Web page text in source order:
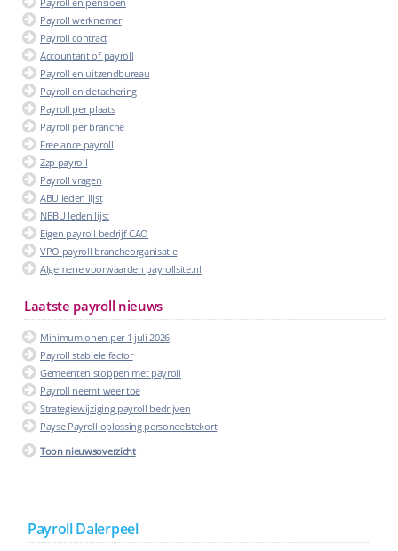
Payroll werknemer
Payroll contract
Accountant of payroll
Payroll en uitzendbureau
Payroll en detachering
Payroll per plaats
Payroll per branche
Freelance payroll
Zzp payroll
Payroll vragen
ABU leden lijst
NBBU leden lijst
Eigen payroll bedrijf CAO
VPO payroll brancheorganisatie
Algemene voorwaarden payrollsite.nl
Laatste payroll nieuws
Minimumlonen per 1 juli 2026
Payroll stabiele factor
Gemeenten stoppen met payroll
Payroll neemt weer toe
Strategiewijziging payroll bedrijven
Payse Payroll oplossing personeelstekort
Toon nieuwsoverzicht
Payroll Dalerpeel